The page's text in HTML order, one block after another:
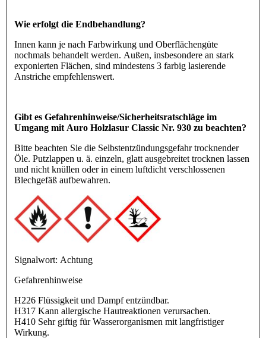
Wie erfolgt die Endbehandlung?
Innen kann je nach Farbwirkung und Oberflächengüte
nochmals behandelt werden. Außen, insbesondere an stark
exponierten Flächen, sind mindestens 3 farbig lasierende
Anstriche empfehlenswert.
Gibt es Gefahrenhinweise/Sicherheitsratschläge im
Umgang mit Auro Holzlasur Classic Nr. 930 zu beachten?
Bitte beachten Sie die Selbstentzündungsgefahr trocknender
Öle. Putzlappen u. ä. einzeln, glatt ausgebreitet trocknen lassen
und nicht knüllen oder in einem luftdicht verschlossenen
Blechgefäß aufbewahren.
Signalwort: Achtung
Gefahrenhinweise
H226 Flüssigkeit und Dampf entzündbar.
H317 Kann allergische Hautreaktionen verursachen.
H410 Sehr giftig für Wasserorganismen mit langfristiger
Wirkung.